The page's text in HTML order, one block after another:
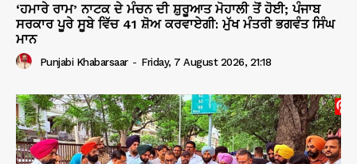
‘ਹਮਾਰੇ ਰਾਮ’ ਨਾਟਕ ਦੇ ਮੰਚਨ ਦੀ ਸ਼ੁਰੂਆਤ ਮੋਹਾਲੀ ਤੋਂ ਹੋਈ; ਪੰਜਾਬ
ਸਰਕਾਰ ਪੂਰੇ ਸੂਬੇ ਵਿੱਚ 41 ਸ਼ੋਅ ਕਰਵਾਏਗੀ: ਮੁੱਖ ਮੰਤਰੀ ਭਗਵੰਤ ਸਿੰਘ
ਮਾਨ
Punjabi Khabarsaar - Friday, 7 August 2026, 21:18